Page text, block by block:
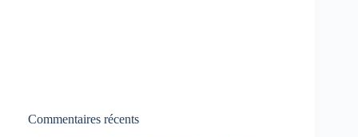
Commentaires récents